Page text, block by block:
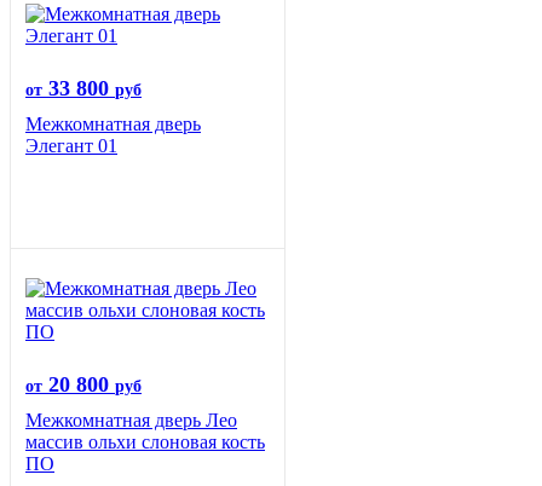
от 33 800 руб
Межкомнатная дверь
Элегант 01
от 20 800 руб
Межкомнатная дверь Лео
массив ольхи слоновая кость
ПО